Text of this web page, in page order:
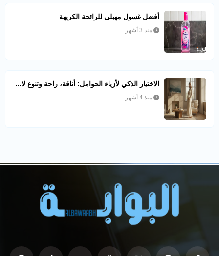
أفضل غسول مهبلي للرائحة الكريهة
منذ 3 أشهر
الاختيار الذكي لأزياء الحوامل: أناقة، راحة وتنوع لا...
منذ 4 أشهر